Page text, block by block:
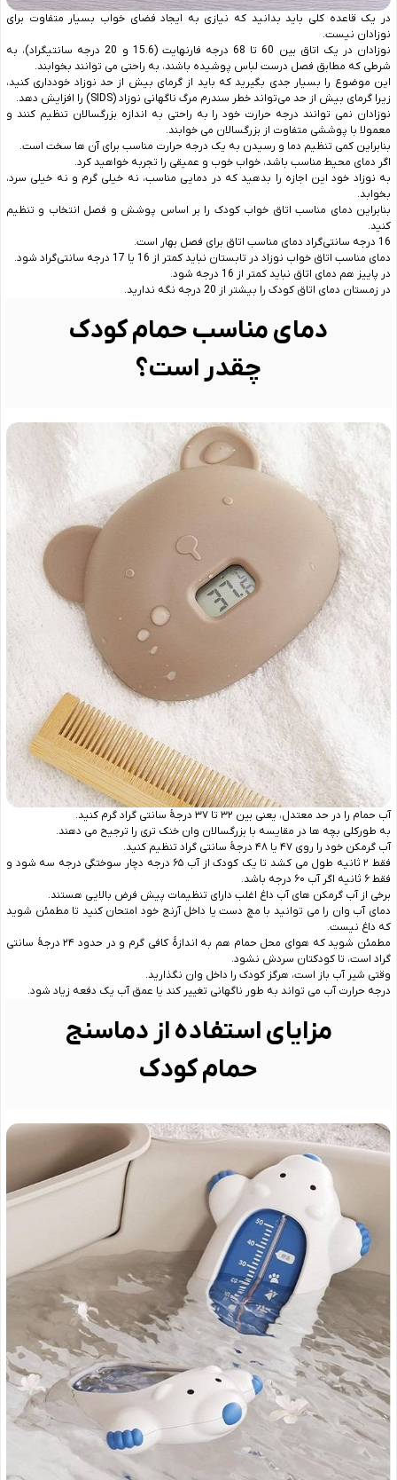
در یک قاعده کلی باید بدانید که نیازی به ایجاد فضای خواب بسیار متفاوت برای
نوزادان نیست.
نوزادان در یک اتاق بین 60 تا 68 درجه فارنهایت (15.6 و 20 درجه سانتیگراد)، به
شرطی که مطابق فصل درست لباس پوشیده باشند، به راحتی می‌ توانند بخوابند.
این موضوع را بسیار جدی بگیرید که باید از گرمای بیش از حد نوزاد خودداری کنید،
زیرا گرمای بیش از حد می‌تواند خطر سندرم مرگ ناگهانی نوزاد (SIDS) را افزایش دهد.
نوزادان نمی‌ توانند درجه حرارت خود را به راحتی به اندازه بزرگسالان تنظیم کنند و
معمولا با پوششی متفاوت از بزرگسالان می ‌خوابند.
بنابراین کمی تنظیم دما و رسیدن به یک درجه حرارت مناسب برای آن ها سخت است.
اگر دمای محیط مناسب باشد، خواب خوب و عمیقی را تجربه خواهید کرد.
به نوزاد خود این اجازه را بدهید که در دمایی مناسب، نه خیلی گرم و نه خیلی سرد،
بخوابد.
بنابراین دمای مناسب اتاق خواب کودک را بر اساس پوشش و فصل انتخاب و تنظیم
کنید.
16 درجه سانتی‌گراد دمای مناسب اتاق برای فصل بهار است.
دمای مناسب اتاق خواب نوزاد در تابستان نباید کمتر از 16 یا 17 درجه سانتی‌گراد شود.
در پاییز هم دمای اتاق نباید کمتر از 16 درجه شود.
در زمستان دمای اتاق کودک را بیشتر از 20 درجه نگه ندارید.
دمای مناسب حمام کودک
چقدر است؟
آب حمام را در حد معتدل، یعنی بین ۳۲ تا ۳۷ درجهٔ سانتی ‌گراد گرم کنید.
به‌ طورکلی بچه ‌ها در مقایسه با بزرگسالان وان خنک ‌تری را ترجیح می ‌دهند.
آب ‌گرمکن خود را روی ۴۷ یا ۴۸ درجهٔ سانتی ‌گراد تنظیم کنید.
فقط ۲ ثانیه طول می ‌کشد تا یک کودک از آب ۶۵ درجه دچار سوختگی درجه‌ سه شود و
فقط ۶ ثانیه اگر آب ۶۰ درجه باشد.
برخی از آب ‌گرمکن‌ های آب داغ اغلب دارای تنظیمات پیش ‌فرض بالایی هستند.
دمای آب وان را می‌ توانید با مچ دست یا داخل آرنج خود امتحان کنید تا مطمئن شوید
که داغ نیست.
مطمئن شوید که هوای محل حمام هم به اندازۀ کافی گرم و در حدود ۲۴ درجهٔ سانتی
‌گراد است، تا کودکتان سردش نشود.
وقتی شیر آب باز است، هرگز کودک را داخل وان نگذارید.
درجه حرارت آب می ‌تواند به طور ناگهانی تغییر کند یا عمق آب یک ‌دفعه زیاد شود.
مزایای استفاده از دماسنج
حمام کودک